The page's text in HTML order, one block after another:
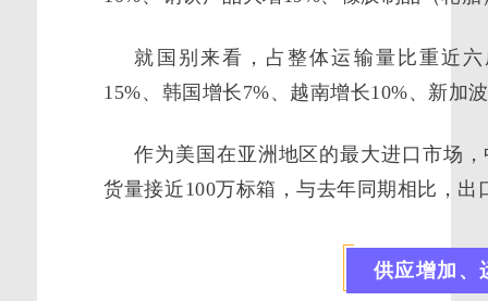
就国别来看，占整体运输量比重近
15%、韩国增长7%、越南增长10%、新加
作为美国在亚洲地区的最大进口市场
货量接近100万标箱，与去年同期相比，出
供应增加、